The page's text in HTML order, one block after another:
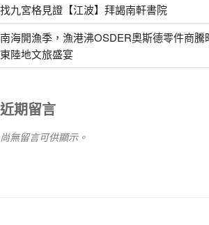
找九宮格見證【江波】拜謁南軒書院
南海開漁季，漁港沸OSDER奧斯德零件商
東陸地文旅盛宴
近期留言
尚無留言可供顯示。